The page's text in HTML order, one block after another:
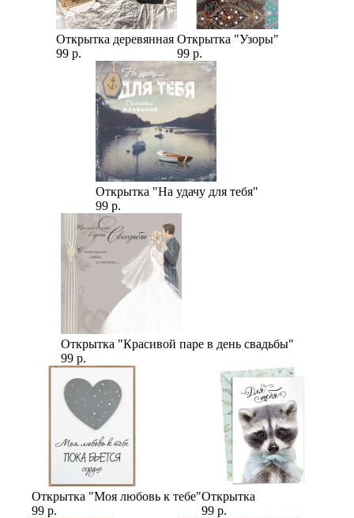
Открытка деревянная
99 р.
Открытка "Узоры"
99 р.
Открытка "На удачу для тебя"
99 р.
Открытка "Красивой паре в день свадьбы"
99 р.
Открытка "Моя любовь к тебе"
99 р.
Открытка
99 р.